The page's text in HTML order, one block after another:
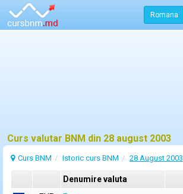
Romana
Curs valutar BNM din 28 august 2003
Curs BNM Istoric curs BNM 28 August 2003
Denumire valuta